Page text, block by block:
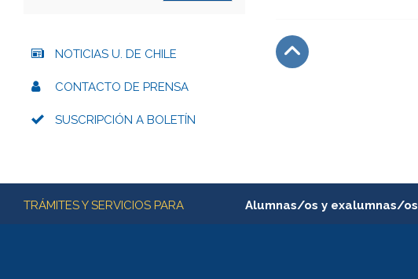
NOTICIAS U. DE CHILE
CONTACTO DE PRENSA
SUSCRIPCIÓN A BOLETÍN
Más información
TRÁMITES Y SERVICIOS PARA Alumnas/os y exalumnas/os